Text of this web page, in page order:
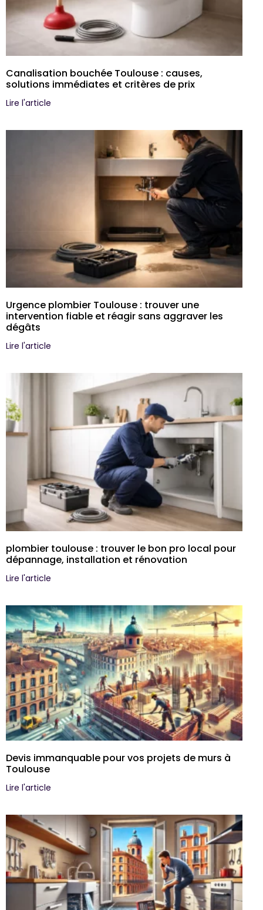
Canalisation bouchée Toulouse : causes,
solutions immédiates et critères de prix
Lire l'article
Urgence plombier Toulouse : trouver une
intervention fiable et réagir sans aggraver les
dégâts
Lire l'article
plombier toulouse : trouver le bon pro local pour
dépannage, installation et rénovation
Lire l'article
Devis immanquable pour vos projets de murs à
Toulouse
Lire l'article